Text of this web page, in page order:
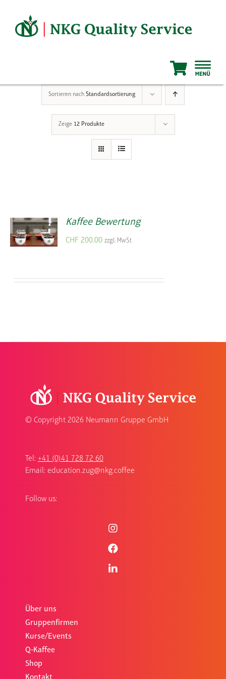
springen
Sortieren nach Standardsortierung
Zeige 12 Produkte
Kaffee Bewertung
CHF 200.00 zzgl. MwSt
Über uns
Gruppenfirmen
Kurse/Events
Q-Kaffee
Shop
Tel: +41 (0)41 728 72 60
Email: education.zug@nkg.coffee
Follow us:
© Copyright 2026 Neumann Gruppe GmbH